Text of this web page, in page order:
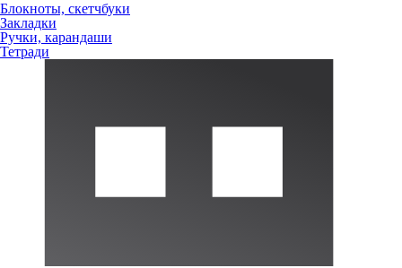
Блокноты, скетчбуки
Закладки
Ручки, карандаши
Тетради